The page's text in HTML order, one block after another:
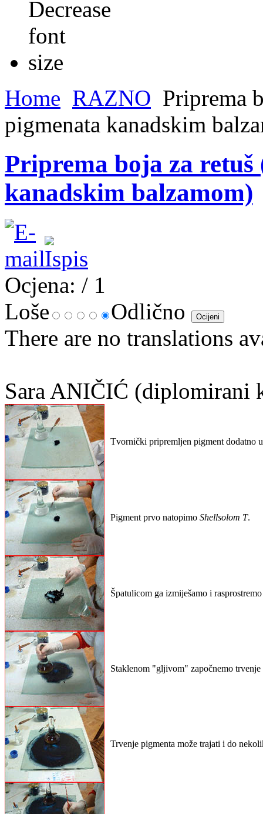
Home RAZNO Priprema
pigmenata kanadskim
Priprema boja za retuš
kanadskim balzamom)
Ocjena: / 1
Loše
Odlično
There are no translations
Sara ANIČIĆ (diplomirani
Tvornički pripremljen pigment dodatno
Pigment prvo natopimo Shellsolom T.
Špatulicom ga izmiješamo i
Staklenom "gljivom" započnemo trvenje
Trvenje pigmenta može trajati i do